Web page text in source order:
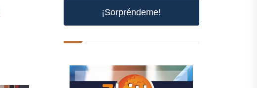
¡Sorpréndeme!